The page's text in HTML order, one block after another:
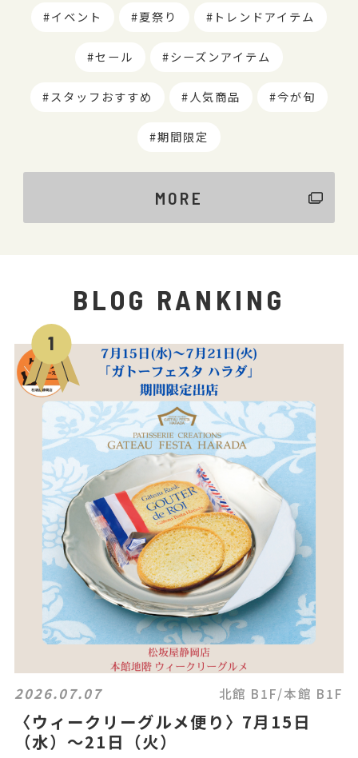
イベント 夏祭り トレンドアイテム
セール シーズンアイテム
スタッフおすすめ 人気商品 今が旬
期間限定
MORE
BLOG RANKING
2026.07.07 北館 B1F/本館 B1F
〈ウィークリーグルメ便り〉7月15日
（水）～21日（火）